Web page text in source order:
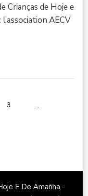
Crianças de Hoje e
AECV
PAGE
3 …
E De Amañha -